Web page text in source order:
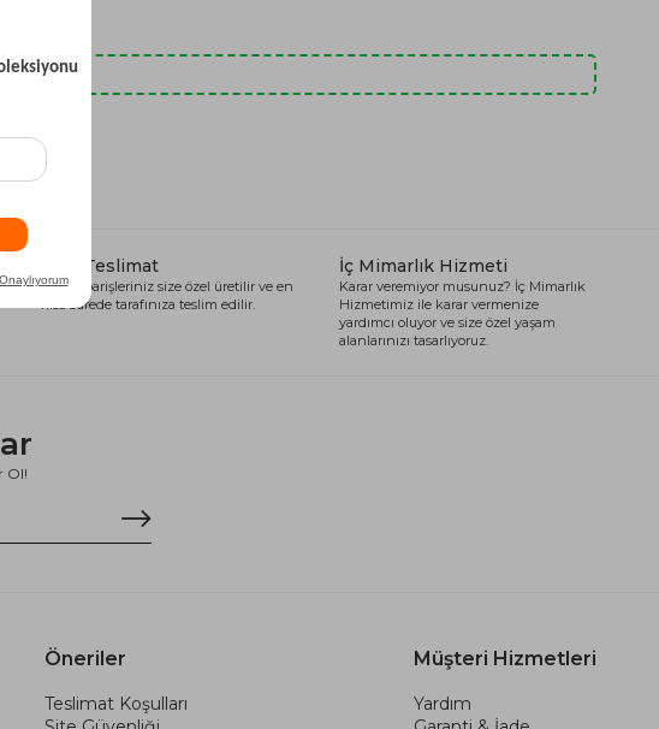
Hızlı Teslimat
Tüm siparişleriniz size özel üretilir ve en
kısa sürede tarafınıza teslim edilir.
İç Mimarlık Hizmeti
Karar veremiyor musunuz? İç Mimarlık
Hizmetimiz ile karar vermenize
yardımcı oluyor ve size özel yaşam
alanlarınızı tasarlıyoruz.
Ol!
Öneriler
Teslimat Koşulları
Müşteri Hizmetleri
Yardım